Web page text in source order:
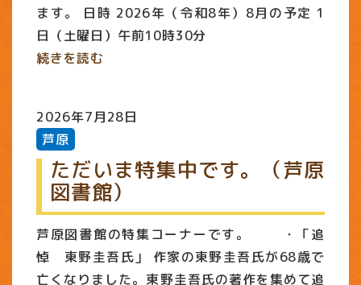
ます。 日時 2026年（令和8年）8月の予定 1
日（土曜日）午前10時30分
続きを読む
2026年7月28日
芦原
ただいま特集中です。（芦原
図書館）
芦原図書館の特集コーナーです。 ・「追
悼 東野圭吾氏」 作家の東野圭吾氏が68歳で
亡くなりました。東野圭吾氏の著作を集めて追